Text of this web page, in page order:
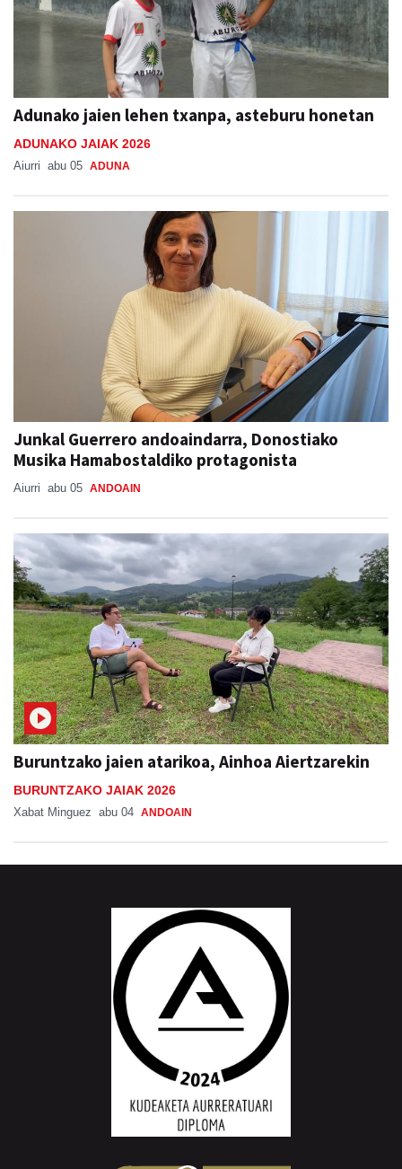
Adunako jaien lehen txanpa, asteburu honetan
ADUNAKO JAIAK 2026
Aiurri abu 05 ADUNA
Junkal Guerrero andoaindarra, Donostiako
Musika Hamabostaldiko protagonista
Aiurri abu 05 ANDOAIN
Buruntzako jaien atarikoa, Ainhoa Aiertzarekin
BURUNTZAKO JAIAK 2026
Xabat Minguez abu 04 ANDOAIN